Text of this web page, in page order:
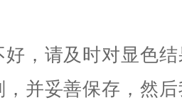
，请及时对显色
，并妥善保存，然